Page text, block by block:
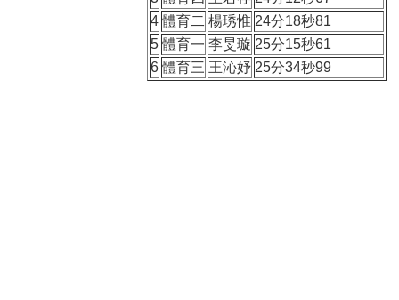
4 體育二 楊琇惟 24分18秒81
5 體育一 李旻璇 25分15秒61
6 體育三 王沁妤 25分34秒99